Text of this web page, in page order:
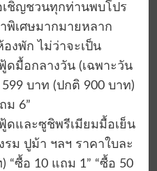
เชิญชวนทุกท่านพบโปร
พิเศษมากมายหลาก
งพัก ไม่ว่าจะเป็น
มื้อกลางวัน (เฉพาะวัน
บาท (ปกติ 900 บาท)
ม 6”
ดและซูชิพรีเมียมมื้อเย็น
ม ปูม้า ฯลฯ ราคาใบละ
“ซื้อ 10 แถม 1” “ซื้อ 50